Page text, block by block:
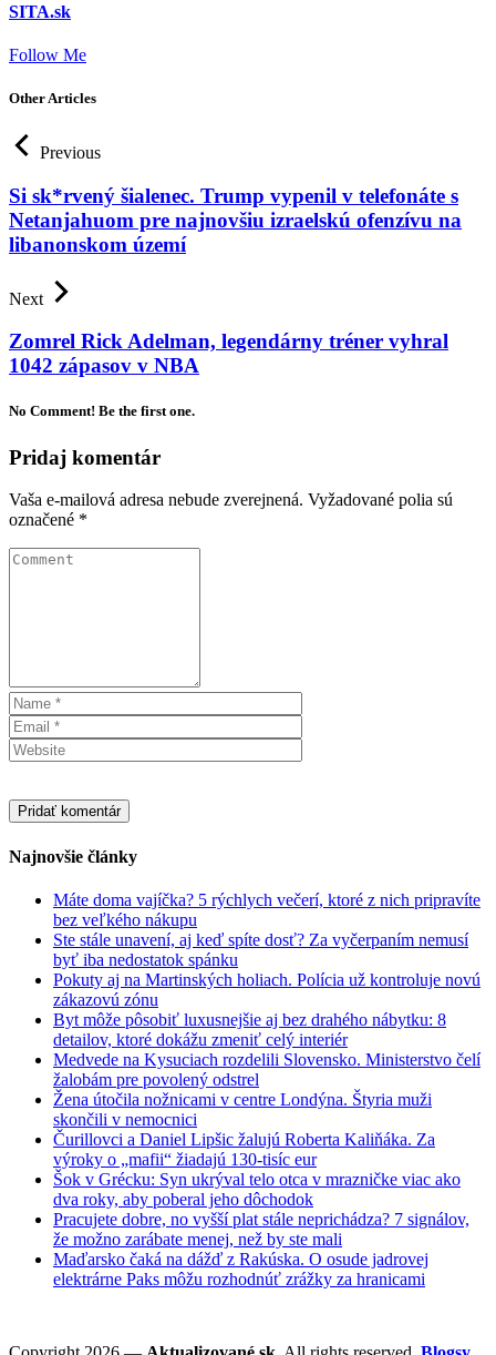
SITA.sk
Follow Me
Other Articles
Previous
Si sk*rvený šialenec. Trump vypenil v telefonáte s
Netanjahuom pre najnovšiu izraelskú ofenzívu na
libanonskom území
Next
Zomrel Rick Adelman, legendárny tréner vyhral
1042 zápasov v NBA
No Comment! Be the first one.
Pridaj komentár
Vaša e-mailová adresa nebude zverejnená. Vyžadované polia sú
označené *
Najnovšie články
Máte doma vajíčka? 5 rýchlych večerí, ktoré z nich pripravíte
bez veľkého nákupu
Ste stále unavení, aj keď spíte dosť? Za vyčerpaním nemusí
byť iba nedostatok spánku
Pokuty aj na Martinských holiach. Polícia už kontroluje novú
zákazovú zónu
Byt môže pôsobiť luxusnejšie aj bez drahého nábytku: 8
detailov, ktoré dokážu zmeniť celý interiér
Medvede na Kysuciach rozdelili Slovensko. Ministerstvo čelí
žalobám pre povolený odstrel
Žena útočila nožnicami v centre Londýna. Štyria muži
skončili v nemocnici
Čurillovci a Daniel Lipšic žalujú Roberta Kaliňáka. Za
výroky o „mafii“ žiadajú 130-tisíc eur
Šok v Grécku: Syn ukrýval telo otca v mrazničke viac ako
dva roky, aby poberal jeho dôchodok
Pracujete dobre, no vyšší plat stále neprichádza? 7 signálov,
že možno zarábate menej, než by ste mali
Maďarsko čaká na dážď z Rakúska. O osude jadrovej
elektrárne Paks môžu rozhodnúť zrážky za hranicami